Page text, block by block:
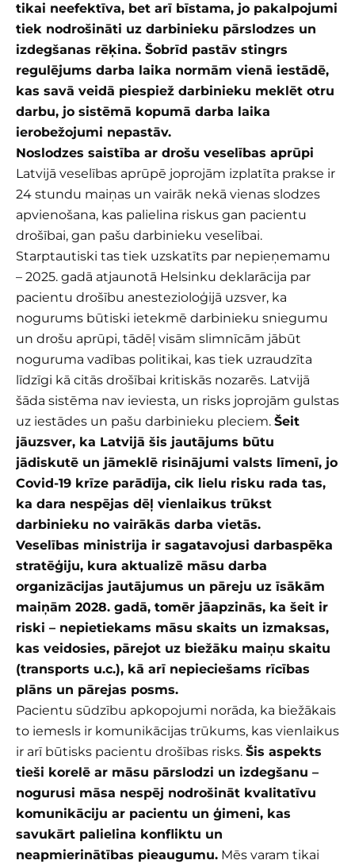
tikai neefektīva, bet arī bīstama, jo pakalpojumi
tiek nodrošināti uz darbinieku pārslodzes un
izdegšanas rēķina. Šobrīd pastāv stingrs
regulējums darba laika normām vienā iestādē,
kas savā veidā piespiež darbinieku meklēt otru
darbu, jo sistēmā kopumā darba laika
ierobežojumi nepastāv.
Noslodzes saistība ar drošu veselības aprūpi
Latvijā veselības aprūpē joprojām izplatīta prakse ir
24 stundu maiņas un vairāk nekā vienas slodzes
apvienošana, kas palielina riskus gan pacientu
drošībai, gan pašu darbinieku veselībai.
Starptautiski tas tiek uzskatīts par nepieņemamu
– 2025. gadā atjaunotā Helsinku deklarācija par
pacientu drošību anestezioloģijā uzsver, ka
nogurums būtiski ietekmē darbinieku sniegumu
un drošu aprūpi, tādēļ visām slimnīcām jābūt
noguruma vadības politikai, kas tiek uzraudzīta
līdzīgi kā citās drošībai kritiskās nozarēs. Latvijā
šāda sistēma nav ieviesta, un risks joprojām gulstas
uz iestādes un pašu darbinieku pleciem. Šeit
jāuzsver, ka Latvijā šis jautājums būtu
jādiskutē un jāmeklē risinājumi valsts līmenī, jo
Covid-19 krīze parādīja, cik lielu risku rada tas,
ka dara nespējas dēļ vienlaikus trūkst
darbinieku no vairākās darba vietās.
Veselības ministrija ir sagatavojusi darbaspēka
stratēģiju, kura aktualizē māsu darba
organizācijas jautājumus un pāreju uz īsākām
maiņām 2028. gadā, tomēr jāapzinās, ka šeit ir
riski – nepietiekams māsu skaits un izmaksas,
kas veidosies, pārejot uz biežāku maiņu skaitu
(transports u.c.), kā arī nepieciešams rīcības
plāns un pārejas posms.
Pacientu sūdzību apkopojumi norāda, ka biežākais
to iemesls ir komunikācijas trūkums, kas vienlaikus
ir arī būtisks pacientu drošības risks. Šis aspekts
tieši korelē ar māsu pārslodzi un izdegšanu –
nogurusi māsa nespēj nodrošināt kvalitatīvu
komunikāciju ar pacientu un ģimeni, kas
savukārt palielina konfliktu un
neapmierinātības pieaugumu. Mēs varam tikai